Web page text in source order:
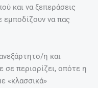
και να ξεπεράσεις
εμποδίζουν να πας
η και
σε περιορίζει, οπότε η
«κλασσικά»